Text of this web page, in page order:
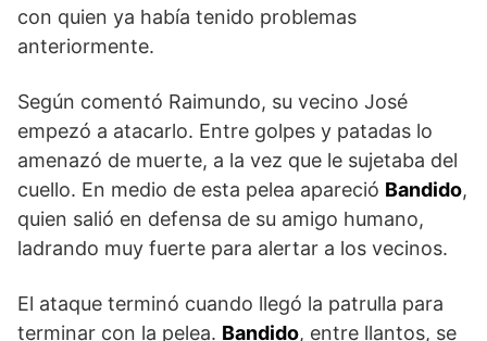
con quien ya había tenido problemas
anteriormente.
Según comentó Raimundo, su vecino José
empezó a atacarlo. Entre golpes y patadas lo
amenazó de muerte, a la vez que le sujetaba del
cuello. En medio de esta pelea apareció Bandido,
quien salió en defensa de su amigo humano,
ladrando muy fuerte para alertar a los vecinos.
El ataque terminó cuando llegó la patrulla para
terminar con la pelea. Bandido, entre llantos, se